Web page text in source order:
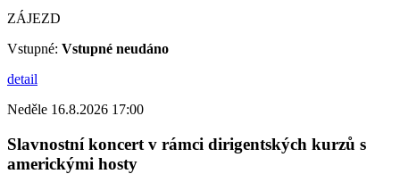
ZÁJEZD
Vstupné: Vstupné neudáno
detail
Neděle 16.8.2026 17:00
Slavnostní koncert v rámci dirigentských kurzů s
americkými hosty